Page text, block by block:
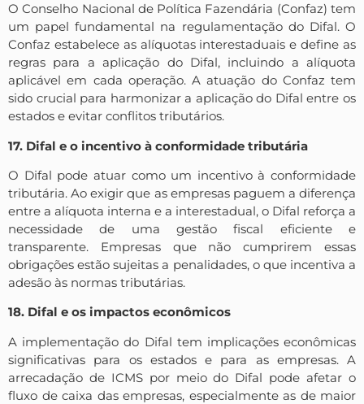
O Conselho Nacional de Política Fazendária (Confaz) tem
um papel fundamental na regulamentação do Difal. O
Confaz estabelece as alíquotas interestaduais e define as
regras para a aplicação do Difal, incluindo a alíquota
aplicável em cada operação. A atuação do Confaz tem
sido crucial para harmonizar a aplicação do Difal entre os
estados e evitar conflitos tributários.
17. Difal e o incentivo à conformidade tributária
O Difal pode atuar como um incentivo à conformidade
tributária. Ao exigir que as empresas paguem a diferença
entre a alíquota interna e a interestadual, o Difal reforça a
necessidade de uma gestão fiscal eficiente e
transparente. Empresas que não cumprirem essas
obrigações estão sujeitas a penalidades, o que incentiva a
adesão às normas tributárias.
18. Difal e os impactos econômicos
A implementação do Difal tem implicações econômicas
significativas para os estados e para as empresas. A
arrecadação de ICMS por meio do Difal pode afetar o
fluxo de caixa das empresas, especialmente as de maior